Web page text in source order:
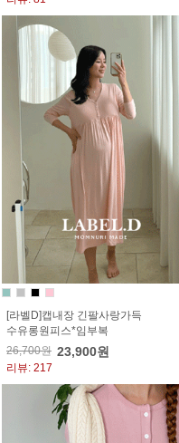
[라벨D]캡내장 긴팔사랑가득
수유롱원피스*임부복
26,700원 23,900원
리뷰: 217